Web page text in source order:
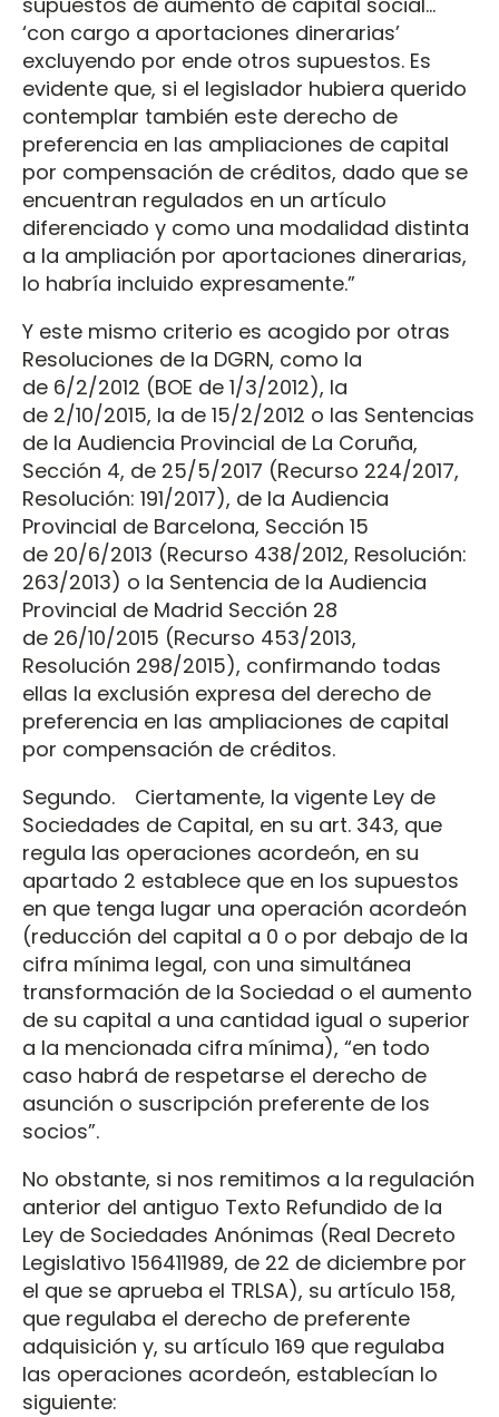
‘con cargo a aportaciones dinerarias’
excluyendo por ende otros supuestos. Es
evidente que, si el legislador hubiera querido
contemplar también este derecho de
preferencia en las ampliaciones de capital
por compensación de créditos, dado que se
encuentran regulados en un artículo
diferenciado y como una modalidad distinta
a la ampliación por aportaciones dinerarias,
lo habría incluido expresamente.”
Y este mismo criterio es acogido por otras
Resoluciones de la DGRN, como la
de 6/2/2012 (BOE de 1/3/2012), la
de 2/10/2015, la de 15/2/2012 o las Sentencias
de la Audiencia Provincial de La Coruña,
Sección 4, de 25/5/2017 (Recurso 224/2017,
Resolución: 191/2017), de la Audiencia
Provincial de Barcelona, Sección 15
de 20/6/2013 (Recurso 438/2012, Resolución:
263/2013) o la Sentencia de la Audiencia
Provincial de Madrid Sección 28
de 26/10/2015 (Recurso 453/2013,
Resolución 298/2015), confirmando todas
ellas la exclusión expresa del derecho de
preferencia en las ampliaciones de capital
por compensación de créditos.
Segundo. Ciertamente, la vigente Ley de
Sociedades de Capital, en su art. 343, que
regula las operaciones acordeón, en su
apartado 2 establece que en los supuestos
en que tenga lugar una operación acordeón
(reducción del capital a 0 o por debajo de la
cifra mínima legal, con una simultánea
transformación de la Sociedad o el aumento
de su capital a una cantidad igual o superior
a la mencionada cifra mínima), “en todo
caso habrá de respetarse el derecho de
asunción o suscripción preferente de los
socios”.
No obstante, si nos remitimos a la regulación
anterior del antiguo Texto Refundido de la
Ley de Sociedades Anónimas (Real Decreto
Legislativo 156411989, de 22 de diciembre por
el que se aprueba el TRLSA), su artículo 158,
que regulaba el derecho de preferente
adquisición y, su artículo 169 que regulaba
las operaciones acordeón, establecían lo
siguiente: